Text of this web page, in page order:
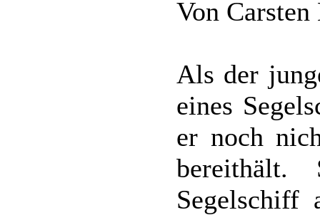
Von
Als der
eines
er noch
bereithält.
Segelschiff